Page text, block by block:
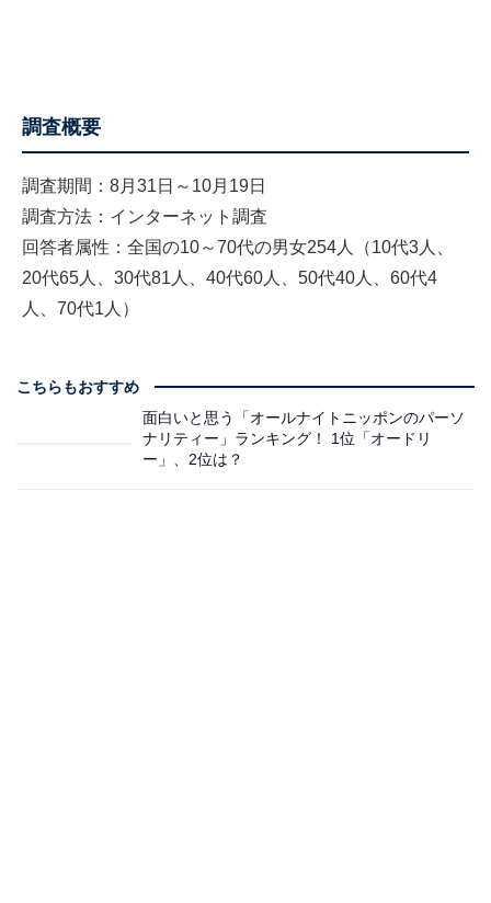
調査概要
調査期間：8月31日～10月19日
調査方法：インターネット調査
回答者属性：全国の10～70代の男女254人（10代3人、
20代65人、30代81人、40代60人、50代40人、60代4
人、70代1人）
こちらもおすすめ
面白いと思う「オールナイトニッポンのパーソ
ナリティー」ランキング！ 1位「オードリ
ー」、2位は？